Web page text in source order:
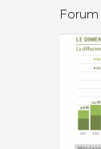
Forum